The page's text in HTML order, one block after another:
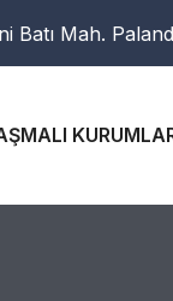
Batı Mah.